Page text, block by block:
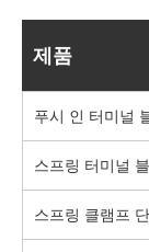
제품
푸시 인 터미널
스프링 터미널
스프링 클램프